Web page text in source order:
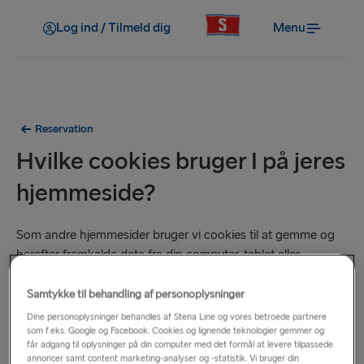
Log ind / Tilmeld dig Menu
Reservation
Hvilke cookies bruger I på jeres
hjemmeside?
Som andre hjemmesider bruger vi cookies til at gemme og
herefter fremkalde data fra din computer, tablet eller
Vi gemmer vores egne cookies og tillader ligeledes vores
tiltroede partnere at gemme deres sporecookies.
Stena Line anvender en såkaldt “Eksplicit cookie-
Samtykke til behandling af personoplysninger
Dine personoplysninger behandles af Stena Line og vores betroede partnere
som f.eks. Google og Facebook. Cookies og lignende teknologier gemmer og
får adgang til oplysninger på din computer med det formål at levere tilpassede
annoncer samt content marketing-analyser og -statistik. Vi bruger din